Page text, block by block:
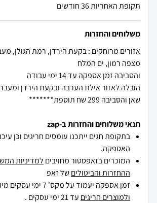
תקופת האחריות 36 חודשים
משלוחים והחזרות
אזורים מרוחקים : בקעת הירדן, רמת הגולן,
הובלה לאזור אילת הערבה ובקעת הירדן
שאן והסביבה 299 שח תוספת*******
תנאי משלוחים והחזרות ב-zap
בתקופת חגים ייתכנו עומסים חריגים וכן
האספקה.
המוכרים בזאפסטור מחויבים למדיניות
ההחזרות והביטוליםשל זאפ
זמן אספקה יעמוד על מקס' 7 ימי עסקים מיום הזמנה,
ולמוצרים חריגים עד 21 ימי עסקים .